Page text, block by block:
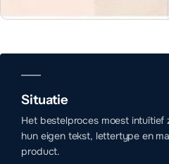
Situatie
Het bestelproces moest intuïtief
hun eigen tekst, lettertype en
product.